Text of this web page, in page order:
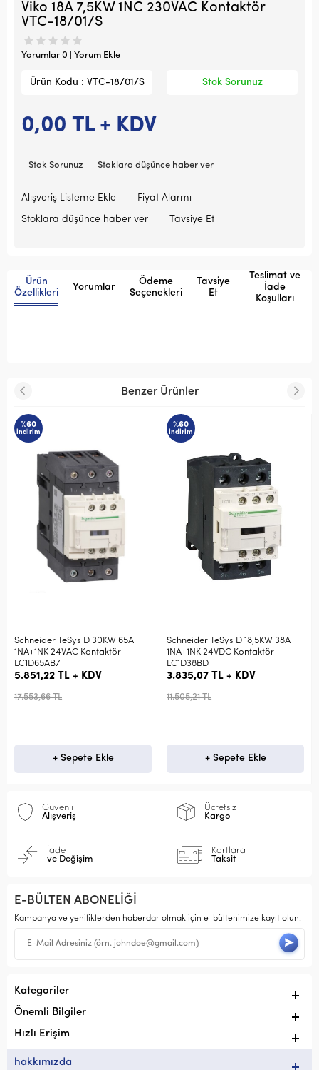
Viko 18A 7,5KW 1NC 230VAC Kontaktör
VTC-18/01/S
Yorumlar 0 | Yorum Ekle
Ürün Kodu : VTC-18/01/S Stok Sorunuz
0,00 TL + KDV
Stok Sorunuz Stoklara düşünce haber ver
Alışveriş Listeme Ekle
Fiyat Alarmı
Stoklara düşünce haber ver
Tavsiye Et
Ürün
Özellikleri
Yorumlar
Ödeme
Seçenekleri
Tavsiye
Et
Teslimat ve
İade
Koşulları
Benzer Ürünler
%60
indirim
Schneider TeSys D 30KW 65A
1NA+1NK 24VAC Kontaktör
LC1D65AB7
5.851,22 TL + KDV
17.553,66 TL
+ Sepete Ekle
%60
indirim
Schneider TeSys D 18,5KW 38A
1NA+1NK 24VDC Kontaktör
LC1D38BD
3.835,07 TL + KDV
11.505,21 TL
+ Sepete Ekle
Güvenli
Alışveriş
Ücretsiz
Kargo
İade
ve Değişim
Kartlara
Taksit
E-BÜLTEN ABONELİĞİ
Kampanya ve yeniliklerden haberdar olmak için e-bültenimize kayıt olun.
Kategoriler
Önemli Bilgiler
Hızlı Erişim
hakkımızda